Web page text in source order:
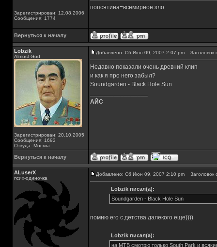
Зарегистрирован: 12.08.2006
Сообщения: 1774
попсятина=всемирное зло
Вернуться к началу
Lobzik
Almost God
Зарегистрирован: 20.10.2005
Сообщения: 1693
Откуда: Москва
Добавлено: Сб Июн 09, 2007 2:07 pm Заголовок
Недавно показали очень древний клип
и как я про него забыл?
Soundgarden - Black Hole Sun
АЙС
Вернуться к началу
ALuserX
псих-одиночка
Добавлено: Сб Июн 09, 2007 2:10 pm Заголовок
Lobzik писал(а):
Soundgarden - Black Hole Sun
помню его с детства далекого еще))))
Lobzik писал(а):
на МТВ смотрю только South Park и